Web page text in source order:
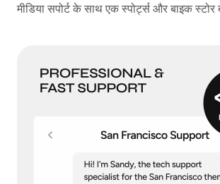
मीडिया सपोर्ट के साथ एक स्पोर्ट्स और बाइक स्टोर